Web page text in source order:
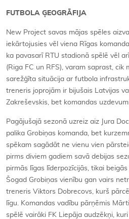
FUTBOLA ĢEOGRĀFIJA
New Project savas mājas spēles
iekārtojusies vēl viena Rīgas
ka pavasarī RTU stadionā spēlē vēl
(Riga FC un RFS), varam saprast, cik
sarežģīta situācija ar futbola
treneris joprojām ir bijušais Latvijas
Zakreševskis, bet komandas
Pagājušajā sezonā uzreiz aiz Jura
palika Grobiņas komanda, bet
spēkam sagādāt ne vienu vien
pirms diviem gadiem savā debijas
pirmās līgas līderpozīcijās, tikai
Šogad Grobiņas vienību gan vairs
treneris Viktors Dobrecovs, kurš
līgu. Komandas vadību pārņēmis
spēlē vairāki FK Liepāja audzēkņi,